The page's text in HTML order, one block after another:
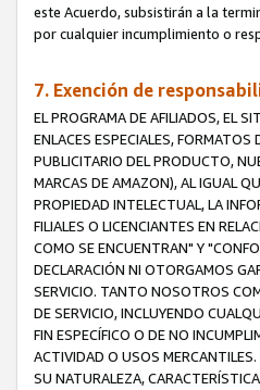
este Acuerdo, subsistirán a la
por cualquier incumplimiento o
7. Exención de
EL PROGRAMA DE AFILIADOS, EL
ENLACES ESPECIALES,
PUBLICITARIO DEL PRODUCTO,
MARCAS DE AMAZON), AL IGUAL
PROPIEDAD INTELECTUAL, LA
FILIALES O LICENCIANTES EN
COMO SE ENCUENTRAN" Y
DECLARACIÓN NI OTORGAMOS
SERVICIO. TANTO NOSOTROS
DE SERVICIO, INCLUYENDO
FIN ESPECÍFICO O DE NO
ACTIVIDAD O USOS
SU NATURALEZA,